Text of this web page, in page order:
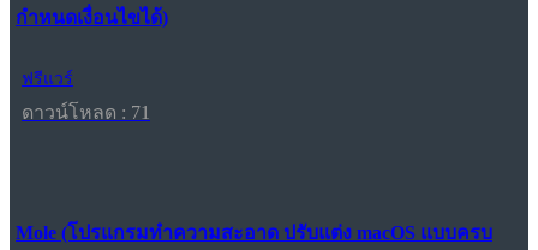
กำหนดเงื่อนไขได้)
ฟรีแวร์
ดาวน์โหลด : 71
Mole (โปรแกรมทำความสะอาด ปรับแต่ง macOS แบบครบ